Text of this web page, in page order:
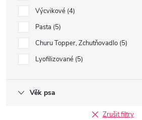
Výcvikové 4
Pasta 5
Churu Topper, Zchutňovadlo 5
Lyofilizované 5
Věk psa
Zrušit filtry